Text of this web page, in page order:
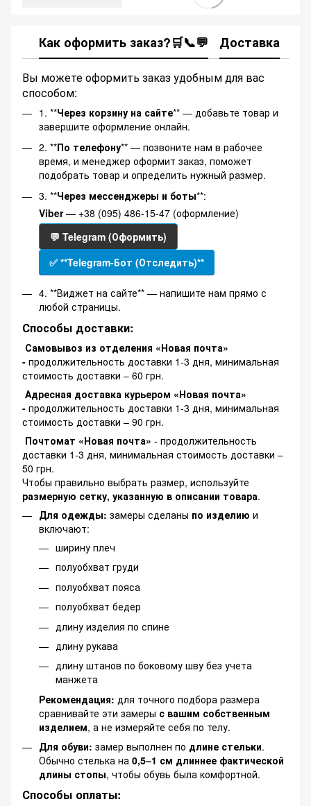
Как оформить заказ?🛒📞💬 Доставка
Вы можете оформить заказ удобным для вас
способом:
1. **Через корзину на сайте** — добавьте товар и
завершите оформление онлайн.
2. **По телефону** — позвоните нам в рабочее
время, и менеджер оформит заказ, поможет
подобрать товар и определить нужный размер.
3. **Через мессенджеры и боты**:
Viber— +38 (095) 486-15-47 (оформление)
💬 Telegram (Оформить)
✅ **Telegram-Бот (Отследить)**
4. **Виджет на сайте** — напишите нам прямо с
любой страницы.
Способы доставки:
Самовывоз из отделения «Новая почта»
- продолжительность доставки 1-3 дня, минимальная
стоимость доставки – 60 грн.
Адресная доставка курьером «Новая почта»
- продолжительность доставки 1-3 дня, минимальная
стоимость доставки – 90 грн.
Почтомат «Новая почта» - продолжительность
доставки 1-3 дня, минимальная стоимость доставки –
50 грн.
Чтобы правильно выбрать размер, используйте
размерную сетку, указанную в описании товара.
Для одежды: замеры сделаны по изделию и
включают:
ширину плеч
полуобхват груди
полуобхват пояса
полуобхват бедер
длину изделия по спине
длину рукава
длину штанов по боковому шву без учета
манжета
Рекомендация: для точного подбора размера
сравнивайте эти замеры с вашим собственным
изделием, а не измеряйте себя по телу.
Для обуви: замер выполнен по длине стельки.
Обычно стелька на 0,5–1 см длиннее фактической
длины стопы, чтобы обувь была комфортной.
Способы оплаты: